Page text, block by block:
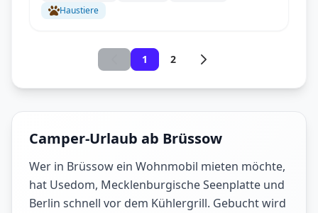
Haustiere
1 2
Camper-Urlaub ab Brüssow
Wer in Brüssow ein Wohnmobil mieten möchte,
hat Usedom, Mecklenburgische Seenplatte und
Berlin schnell vor dem Kühlergrill. Gebucht wird